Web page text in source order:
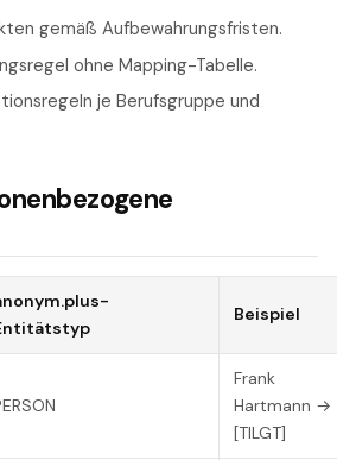
gemäß Aufbewahrungsfristen.
ohne Mapping-Tabelle.
je Berufsgruppe und
Beispiel
Frank
Hartmann →
[TILGT]